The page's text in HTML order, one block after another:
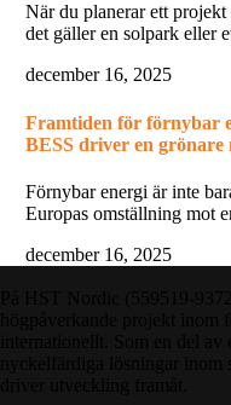
När du planerar ett
det gäller en solpark eller
december 16, 2025
Framtiden för förnybar
BESS driver en grönare
Förnybar energi är inte
Europas omställning mot
december 16, 2025